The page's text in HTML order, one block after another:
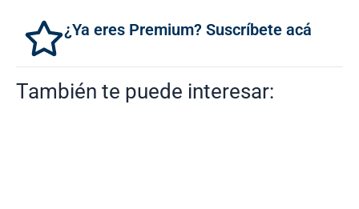
¿Ya eres Premium? Suscríbete acá
También te puede interesar: